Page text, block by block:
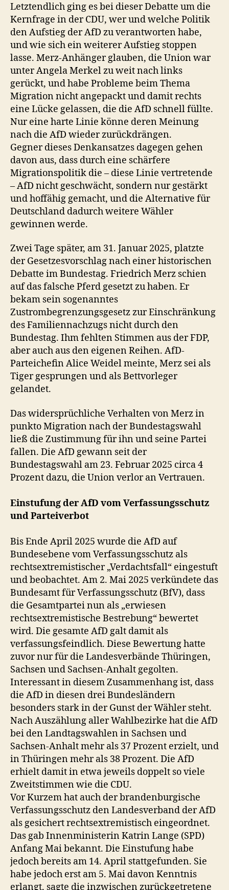
Letztendlich ging es bei dieser Debatte um die
Kernfrage in der CDU, wer und welche Politik
den Aufstieg der AfD zu verantworten habe,
und wie sich ein weiterer Aufstieg stoppen
lasse. Merz-Anhänger glauben, die Union war
unter Angela Merkel zu weit nach links
gerückt, und habe Probleme beim Thema
Migration nicht angepackt und damit rechts
eine Lücke gelassen, die die AfD schnell füllte.
Nur eine harte Linie könne deren Meinung
nach die AfD wieder zurückdrängen.
Gegner dieses Denkansatzes dagegen gehen
davon aus, dass durch eine schärfere
Migrationspolitik die – diese Linie vertretende
– AfD nicht geschwächt, sondern nur gestärkt
und hoffähig gemacht, und die Alternative für
Deutschland dadurch weitere Wähler
gewinnen werde.
Zwei Tage später, am 31. Januar 2025, platzte
der Gesetzesvorschlag nach einer historischen
Debatte im Bundestag. Friedrich Merz schien
auf das falsche Pferd gesetzt zu haben. Er
bekam sein sogenanntes
Zustrombegrenzungsgesetz zur Einschränkung
des Familiennachzugs nicht durch den
Bundestag. Ihm fehlten Stimmen aus der FDP,
aber auch aus den eigenen Reihen. AfD-
Parteichefin Alice Weidel meinte, Merz sei als
Tiger gesprungen und als Bettvorleger
gelandet.
Das widersprüchliche Verhalten von Merz in
punkto Migration nach der Bundestagswahl
ließ die Zustimmung für ihn und seine Partei
fallen. Die AfD gewann seit der
Bundestagswahl am 23. Februar 2025 circa 4
Prozent dazu, die Union verlor an Vertrauen.
Einstufung der AfD vom Verfassungsschutz
und Parteiverbot
Bis Ende April 2025 wurde die AfD auf
Bundesebene vom Verfassungsschutz als
rechtsextremistischer „Verdachtsfall“ eingestuft
und beobachtet. Am 2. Mai 2025 verkündete das
Bundesamt für Verfassungsschutz (BfV), dass
die Gesamtpartei nun als „erwiesen
rechtsextremistische Bestrebung“ bewertet
wird. Die gesamte AfD galt damit als
verfassungsfeindlich. Diese Bewertung hatte
zuvor nur für die Landesverbände Thüringen,
Sachsen und Sachsen-Anhalt gegolten.
Interessant in diesem Zusammenhang ist, dass
die AfD in diesen drei Bundesländern
besonders stark in der Gunst der Wähler steht.
Nach Auszählung aller Wahlbezirke hat die AfD
bei den Landtagswahlen in Sachsen und
Sachsen-Anhalt mehr als 37 Prozent erzielt, und
in Thüringen mehr als 38 Prozent. Die AfD
erhielt damit in etwa jeweils doppelt so viele
Zweitstimmen wie die CDU.
Vor Kurzem hat auch der brandenburgische
Verfassungsschutz den Landesverband der AfD
als gesichert rechtsextremistisch eingeordnet.
Das gab Innenministerin Katrin Lange (SPD)
Anfang Mai bekannt. Die Einstufung habe
jedoch bereits am 14. April stattgefunden. Sie
habe jedoch erst am 5. Mai davon Kenntnis
erlangt, sagte die inzwischen zurückgetretene